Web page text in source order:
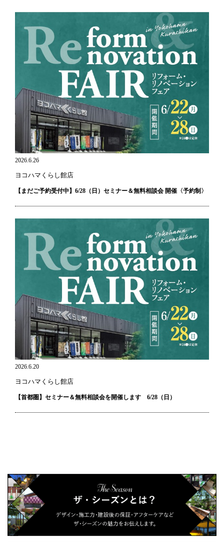
2026.6.26
ヨコハマくらし館店
【まだご予約受付中】6/28（日）セミナー＆無料相談会 開催〈予約制〉
2026.6.20
ヨコハマくらし館店
【首都圏】セミナー＆無料相談会を開催します 6/28（日）